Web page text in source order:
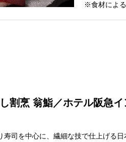
※食材によ
割烹 翁鮨／ホテル阪急
寿司を中心に、繊細な技で仕上げる